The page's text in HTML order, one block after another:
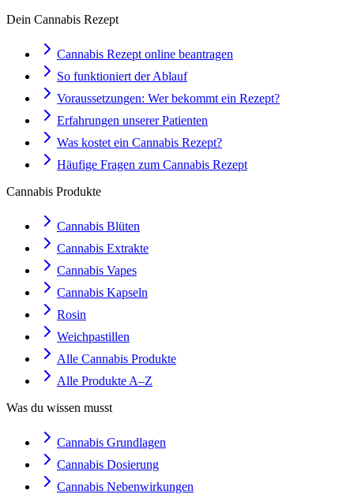
Dein Cannabis Rezept
Cannabis Rezept online beantragen
So funktioniert der Ablauf
Voraussetzungen: Wer bekommt ein Rezept?
Erfahrungen unserer Patienten
Was kostet ein Cannabis Rezept?
Häufige Fragen zum Cannabis Rezept
Cannabis Produkte
Cannabis Blüten
Cannabis Extrakte
Cannabis Vapes
Cannabis Kapseln
Rosin
Weichpastillen
Alle Cannabis Produkte
Alle Produkte A–Z
Was du wissen musst
Cannabis Grundlagen
Cannabis Dosierung
Cannabis Nebenwirkungen